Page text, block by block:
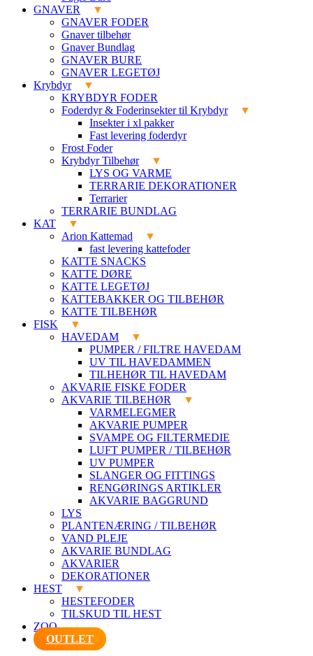
GNAVER
GNAVER FODER
Gnaver tilbehør
Gnaver Bundlag
GNAVER BURE
GNAVER LEGETØJ
Krybdyr
KRYBDYR FODER
Foderdyr & Foderinsekter til Krybdyr
Insekter i xl pakker
Fast levering foderdyr
Frost Foder
Krybdyr Tilbehør
LYS OG VARME
TERRARIE DEKORATIONER
Terrarier
TERRARIE BUNDLAG
KAT
Arion Kattemad
fast levering kattefoder
KATTE SNACKS
KATTE DØRE
KATTE LEGETØJ
KATTEBAKKER OG TILBEHØR
KATTE TILBEHØR
FISK
HAVEDAM
PUMPER / FILTRE HAVEDAM
UV TIL HAVEDAMMEN
TILHEHØR TIL HAVEDAM
AKVARIE FISKE FODER
AKVARIE TILBEHØR
VARMELEGMER
AKVARIE PUMPER
SVAMPE OG FILTERMEDIE
LUFT PUMPER / TILBEHØR
UV PUMPER
SLANGER OG FITTINGS
RENGØRINGS ARTIKLER
AKVARIE BAGGRUND
LYS
PLANTENÆRING / TILBEHØR
VAND PLEJE
AKVARIE BUNDLAG
AKVARIER
DEKORATIONER
HEST
HESTEFODER
TILSKUD TIL HEST
ZOO
OUTLET